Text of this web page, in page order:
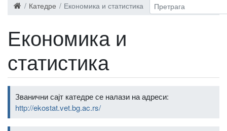
Катедре Економика и статистика
Економика и
статистика
Званични сајт катедре се налази на адреси:
http://ekostat.vet.bg.ac.rs/